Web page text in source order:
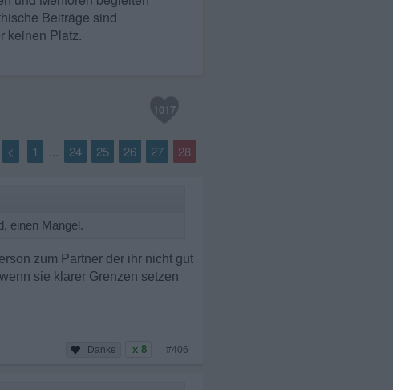
Beiträge sind
keinen Platz.
1017
< 1 ... 24 25 26 27 28
einen Mangel.
zum Partner der ihr nicht gut
sie klarer Grenzen setzen
x 8 #406